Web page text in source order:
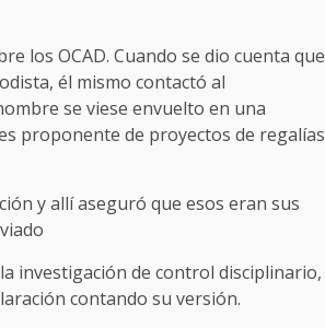
los OCAD. Cuando se dio cuenta que
él mismo contactó al
se viese envuelto en una
proponente de proyectos de regalías
y allí aseguró que esos eran sus
investigación de control disciplinario,
contando su versión.